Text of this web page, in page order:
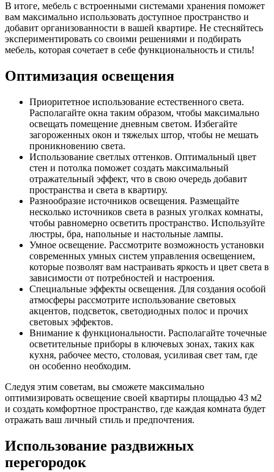
В итоге, мебель с встроенными системами хранения поможет
вам максимально использовать доступное пространство и
добавит организованности в вашей квартире. Не стесняйтесь
экспериментировать со своими решениями и подбирать
мебель, которая сочетает в себе функциональность и стиль!
Оптимизация освещения
Приоритетное использование естественного света.
Располагайте окна таким образом, чтобы максимально
освещать помещение дневным светом. Избегайте
загороженных окон и тяжелых штор, чтобы не мешать
проникновению света.
Использование светлых оттенков. Оптимальный цвет
стен и потолка поможет создать максимальный
отражательный эффект, что в свою очередь добавит
пространства и света в квартиру.
Разнообразие источников освещения. Размещайте
несколько источников света в разных уголках комнаты,
чтобы равномерно осветить пространство. Используйте
люстры, бра, напольные и настольные лампы.
Умное освещение. Рассмотрите возможность установки
современных умных систем управления освещением,
которые позволят вам настраивать яркость и цвет света в
зависимости от потребностей и настроения.
Специальные эффекты освещения. Для создания особой
атмосферы рассмотрите использование световых
акцентов, подсветок, светодиодных полос и прочих
световых эффектов.
Внимание к функциональности. Располагайте точечные
осветительные приборы в ключевых зонах, таких как
кухня, рабочее место, столовая, усиливая свет там, где
он особенно необходим.
Следуя этим советам, вы сможете максимально
оптимизировать освещение своей квартиры площадью 43 м2
и создать комфортное пространство, где каждая комната будет
отражать ваш личный стиль и предпочтения.
Использование раздвижных
перегородок